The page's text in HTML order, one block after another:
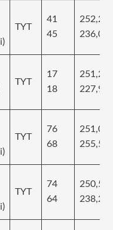
TYT
41
45
TYT
17
18
TYT
76
68
TYT
74
64